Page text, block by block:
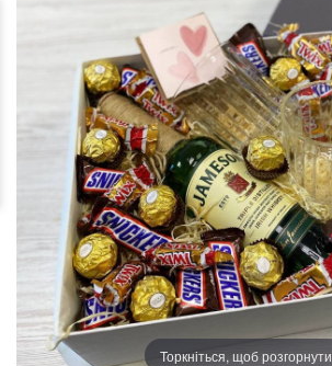
Торкніться, щоб розгорнути